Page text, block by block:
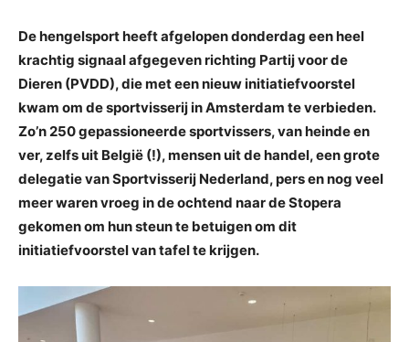
De hengelsport heeft afgelopen donderdag een heel
krachtig signaal afgegeven richting Partij voor de
Dieren (PVDD), die met een nieuw initiatiefvoorstel
kwam om de sportvisserij in Amsterdam te verbieden.
Zo’n 250 gepassioneerde sportvissers, van heinde en
ver, zelfs uit België (!), mensen uit de handel, een grote
delegatie van Sportvisserij Nederland, pers en nog veel
meer waren vroeg in de ochtend naar de Stopera
gekomen om hun steun te betuigen om dit
initiatiefvoorstel van tafel te krijgen.